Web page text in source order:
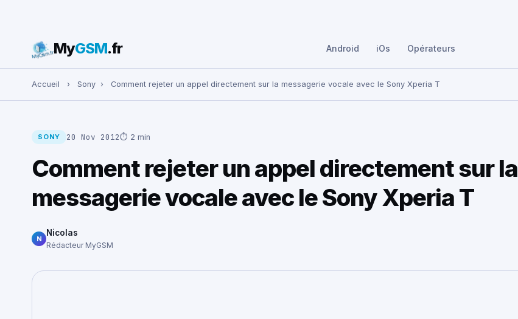
Rechercher :
MyGSM.fr Android iOs Opérateurs
Accueil › Sony › Comment rejeter un appel directement sur la messagerie vocale avec le Sony Xperia T
SONY 20 Nov 2012⏱ 2 min
Comment rejeter un appel directement sur la
messagerie vocale avec le Sony Xperia T
N
Nicolas
Rédacteur MyGSM